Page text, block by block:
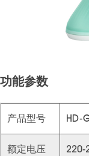
功能参数
产品型号 HD-
额定电压 220-